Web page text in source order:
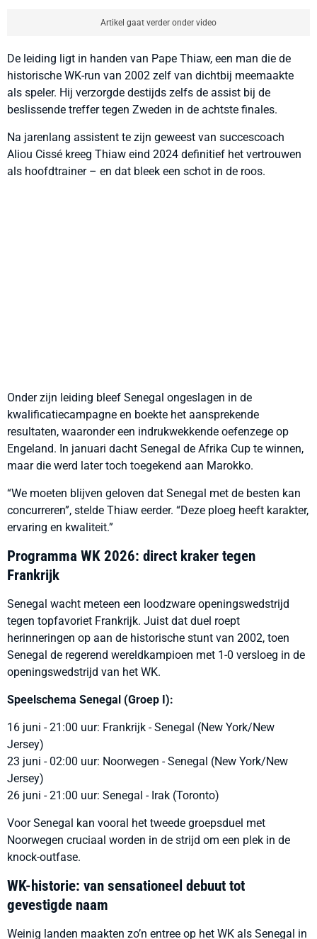
Artikel gaat verder onder video
De leiding ligt in handen van Pape Thiaw, een man die de
historische WK-run van 2002 zelf van dichtbij meemaakte
als speler. Hij verzorgde destijds zelfs de assist bij de
beslissende treffer tegen Zweden in de achtste finales.
Na jarenlang assistent te zijn geweest van succescoach
Aliou Cissé kreeg Thiaw eind 2024 definitief het vertrouwen
als hoofdtrainer – en dat bleek een schot in de roos.
Onder zijn leiding bleef Senegal ongeslagen in de
kwalificatiecampagne en boekte het aansprekende
resultaten, waaronder een indrukwekkende oefenzege op
Engeland. In januari dacht Senegal de Afrika Cup te winnen,
maar die werd later toch toegekend aan Marokko.
“We moeten blijven geloven dat Senegal met de besten kan
concurreren”, stelde Thiaw eerder. “Deze ploeg heeft karakter,
ervaring en kwaliteit.”
Programma WK 2026: direct kraker tegen
Frankrijk
Senegal wacht meteen een loodzware openingswedstrijd
tegen topfavoriet Frankrijk. Juist dat duel roept
herinneringen op aan de historische stunt van 2002, toen
Senegal de regerend wereldkampioen met 1-0 versloeg in de
openingswedstrijd van het WK.
Speelschema Senegal (Groep I):
16 juni - 21:00 uur: Frankrijk - Senegal (New York/New
Jersey)
23 juni - 02:00 uur: Noorwegen - Senegal (New York/New
Jersey)
26 juni - 21:00 uur: Senegal - Irak (Toronto)
Voor Senegal kan vooral het tweede groepsduel met
Noorwegen cruciaal worden in de strijd om een plek in de
knock-outfase.
WK-historie: van sensationeel debuut tot
gevestigde naam
Weinig landen maakten zo’n entree op het WK als Senegal in